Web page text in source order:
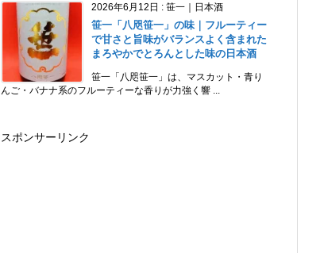
2026年6月12日 : 笹一｜日本酒
笹一「八咫笹一」の味｜フルーティー
で甘さと旨味がバランスよく含まれた
まろやかでとろんとした味の日本酒
笹一「八咫笹一」は、マスカット・青り
んご・バナナ系のフルーティーな香りが力強く響 ...
スポンサーリンク